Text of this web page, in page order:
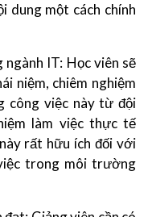
dung một cách chính
IT: Học viên sẽ
niệm, chiêm nghiệm
công việc này từ đội
làm việc thực tế
rất hữu ích đối với
trong môi trường